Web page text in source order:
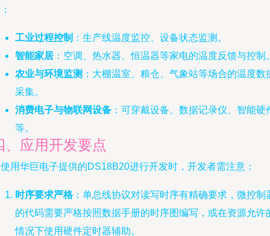
工业过程控制 ：生产线温度监控、设备状态监测。
智能家居 ：空调、热水器、恒温器等家电的温度反馈与控制
农业与环境监测 ：大棚温室、粮仓、气象站等场合的温度数
采集。
消费电子与物联网设备 ：可穿戴设备、数据记录仪、智能硬
等。
、应用开发要点
用华巨电子提供的DS18B20进行开发时，开发者需注意：
时序要求严格：单总线协议对读写时序有精确要求，微控制
的代码需要严格按照数据手册的时序图编写，或在资源允许
情况下使用硬件定时器辅助。